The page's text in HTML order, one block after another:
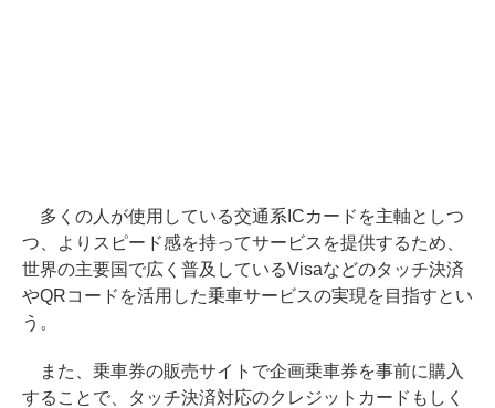
多くの人が使用している交通系ICカードを主軸としつ
つ、よりスピード感を持ってサービスを提供するため、
世界の主要国で広く普及しているVisaなどのタッチ決済
やQRコードを活用した乗車サービスの実現を目指すとい
う。
また、乗車券の販売サイトで企画乗車券を事前に購入
することで、タッチ決済対応のクレジットカードもしく